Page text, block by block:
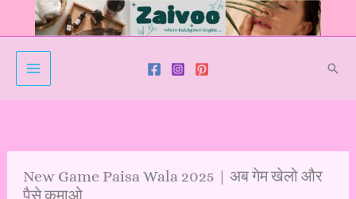
New Game Paisa Wala 2025 | अब गेम खेलो और